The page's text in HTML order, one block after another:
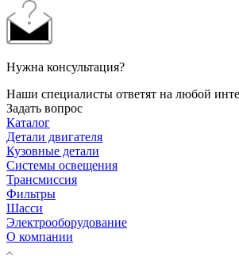
Нужна консультация?
Наши специалисты ответят на любой
Задать вопрос
Каталог
Детали двигателя
Кузовные детали
Системы освещения
Трансмиссия
Фильтры
Шасси
Электрооборудование
О компании